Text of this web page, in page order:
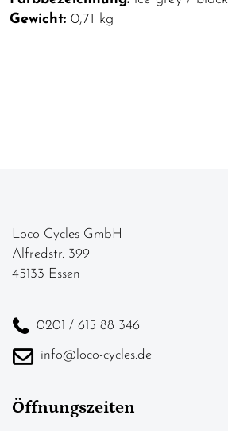
Gewicht: 0,71 kg
Loco Cycles GmbH
Alfredstr. 399
45133 Essen
0201 / 615 88 346
info@loco-cycles.de
Öffnungszeiten